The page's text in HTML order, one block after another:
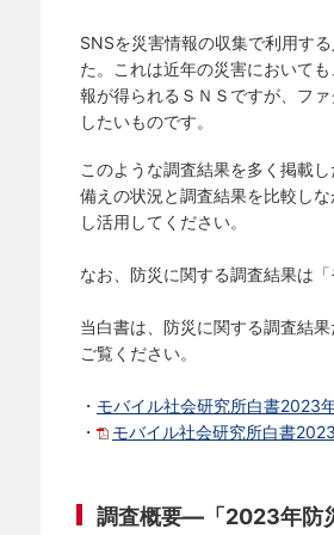
SNSを災害情報の収集で利用す
た。これは近年の災害において
報が得られるＳＮＳですが、フ
したいものです。
このような調査結果を多く掲載
備えの状況と調査結果を比較し
し活用してください。
なお、防災に関する調査結果は
当白書は、防災に関する調査結
ご覧ください。
・ モバイル社会研究所白書2023
・
モバイル社会研究所白書
調査概要―「2023年防